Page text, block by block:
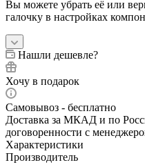
Вы можете убрать её или
галочку в настройках
Нашли дешевле?
Хочу в подарок
Самовывоз - бесплатно
Доставка за МКАД и по
договоренности с
Характеристики
Производитель